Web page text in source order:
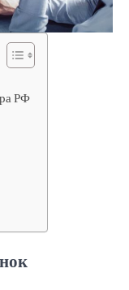
РФ